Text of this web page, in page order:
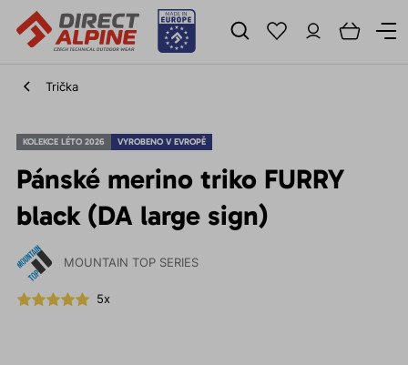
Trička
KOLEKCE LÉTO 2026 VYROBENO V EVROPĚ
Pánské merino triko FURRY
black (DA large sign)
MOUNTAIN TOP SERIES
5x